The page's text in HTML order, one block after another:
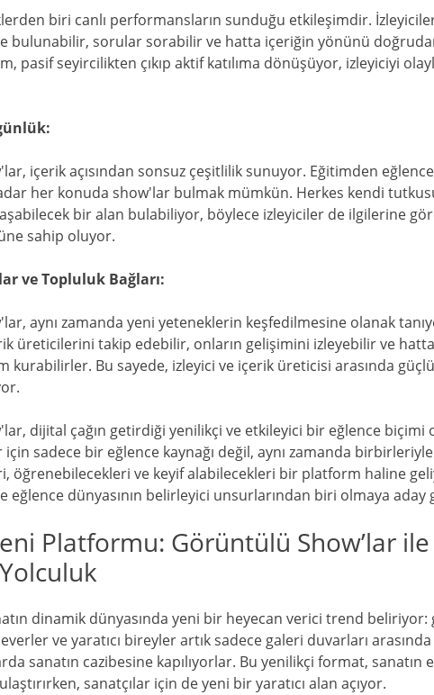
biri canlı performansların sunduğu etkileşimdir.
bulunabilir, sorular sorabilir ve hatta içeriğin yönünü
pasif seyircilikten çıkıp aktif katılıma dönüşüyor, izleyiciyi
içerik açısından sonsuz çeşitlilik sunuyor. Eğitimden
her konuda show'lar bulmak mümkün. Herkes kendi
bir alan bulabiliyor, böylece izleyiciler de ilgilerine
sahip oluyor.
ve Topluluk Bağları:
aynı zamanda yeni yeteneklerin keşfedilmesine olanak
üreticilerini takip edebilir, onların gelişimini izleyebilir ve
kurabilirler. Bu sayede, izleyici ve içerik üreticisi arasında
dijital çağın getirdiği yenilikçi ve etkileyici bir eğlence biçimi
için sadece bir eğlence kaynağı değil, aynı zamanda
öğrenebilecekleri ve keyif alabilecekleri bir platform haline
eğlence dünyasının belirleyici unsurlarından biri olmaya aday
Platformu: Görüntülü Show’lar ile
dinamik dünyasında yeni bir heyecan verici trend
ve yaratıcı bireyler artık sadece galeri duvarları arasında
sanatın cazibesine kapılıyorlar. Bu yenilikçi format, sanatın
sanatçılar için de yeni bir yaratıcı alan açıyor.